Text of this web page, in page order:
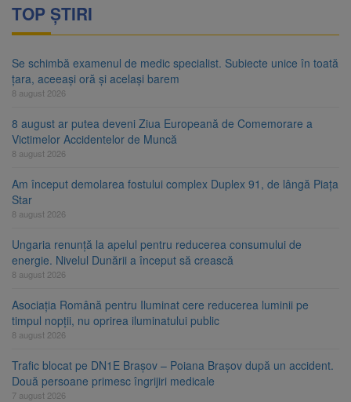
TOP ȘTIRI
Se schimbă examenul de medic specialist. Subiecte unice în toată
țara, aceeași oră și același barem
8 august 2026
8 august ar putea deveni Ziua Europeană de Comemorare a
Victimelor Accidentelor de Muncă
8 august 2026
Am început demolarea fostului complex Duplex 91, de lângă Piața
Star
8 august 2026
Ungaria renunță la apelul pentru reducerea consumului de
energie. Nivelul Dunării a început să crească
8 august 2026
Asociația Română pentru Iluminat cere reducerea luminii pe
timpul nopții, nu oprirea iluminatului public
8 august 2026
Trafic blocat pe DN1E Brașov – Poiana Brașov după un accident.
Două persoane primesc îngrijiri medicale
7 august 2026